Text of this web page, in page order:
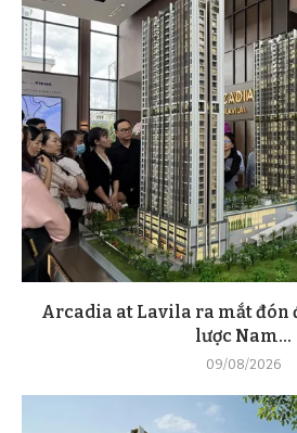
Arcadia at Lavila ra mắt đón
lược Nam...
09/08/2026